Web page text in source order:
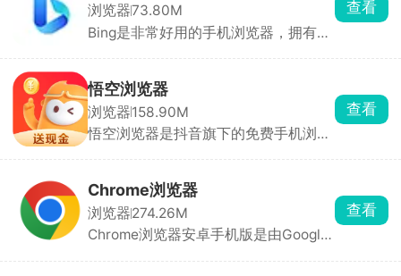
插件就能拓展各类实用工具。网页里的
影音素材可直接提取保存，搭配无痕模
整，自定义空间充足。
浏览器73.80M
Bing是非常好用的手机浏览器，拥有极
超大空间，会员专享6TB空间，个人资
料任性存储。同时，上传下载不限速，
普通用户也能享受流畅传输服务。
查看
悟空浏览器
浏览器158.90M
悟空浏览器是抖音旗下的免费手机浏览
速和投屏，加载很快。浏览网页时广告
很少，还能自动拦截弹窗，有无痕模式
保护隐私。最特别的是看小说、刷视频
能得金币，金币可以提现到微信，新人
查看
Chrome浏览器
浏览器274.26M
Chrome浏览器安卓手机版是由Google
查看